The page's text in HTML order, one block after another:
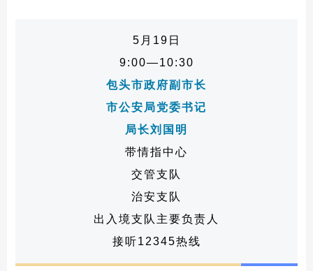
5月19日
9:00—10:30
包头市政府副市长
市公安局党委书记
局长刘国明
带情指中心
交管支队
治安支队
出入境支队主要负责人
接听12345热线